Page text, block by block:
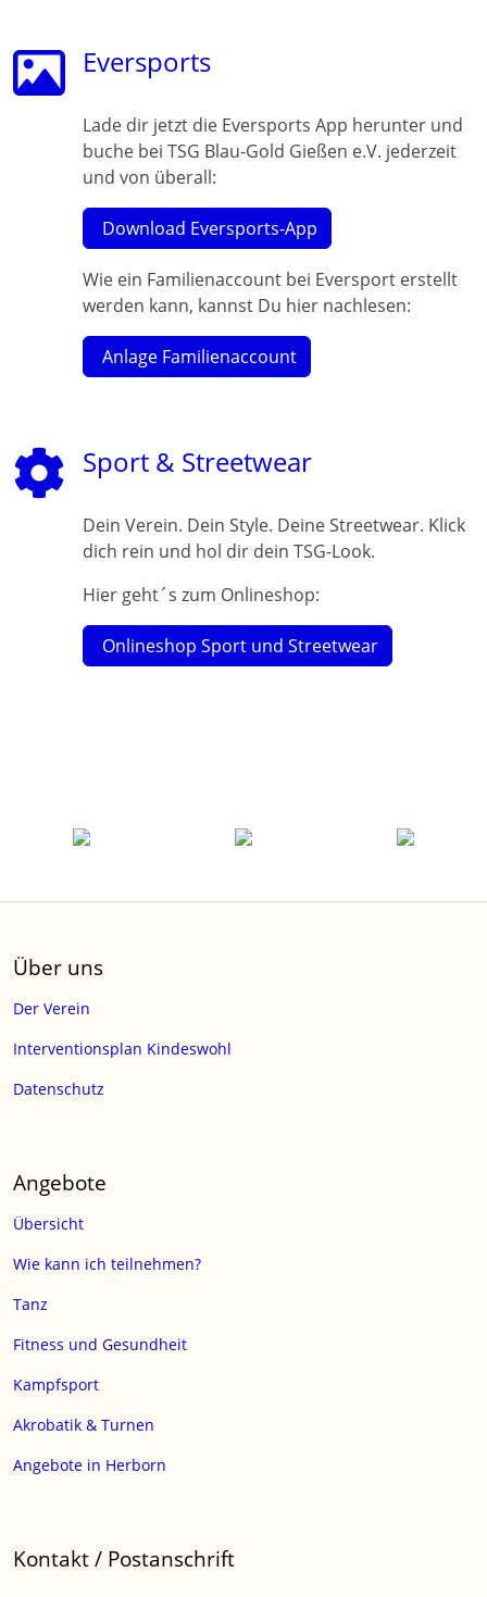
Eversports
Lade dir jetzt die Eversports App herunter und
buche bei TSG Blau-Gold Gießen e.V. jederzeit
und von überall:
Download Eversports-App
Wie ein Familienaccount bei Eversport erstellt
werden kann, kannst Du hier nachlesen:
Anlage Familienaccount
Sport & Streetwear
Dein Verein. Dein Style. Deine Streetwear. Klick
dich rein und hol dir dein TSG-Look.
Hier geht´s zum Onlineshop:
Onlineshop Sport und Streetwear
Über uns
Der Verein
Interventionsplan Kindeswohl
Datenschutz
Angebote
Übersicht
Wie kann ich teilnehmen?
Tanz
Fitness und Gesundheit
Kampfsport
Akrobatik & Turnen
Angebote in Herborn
Kontakt / Postanschrift